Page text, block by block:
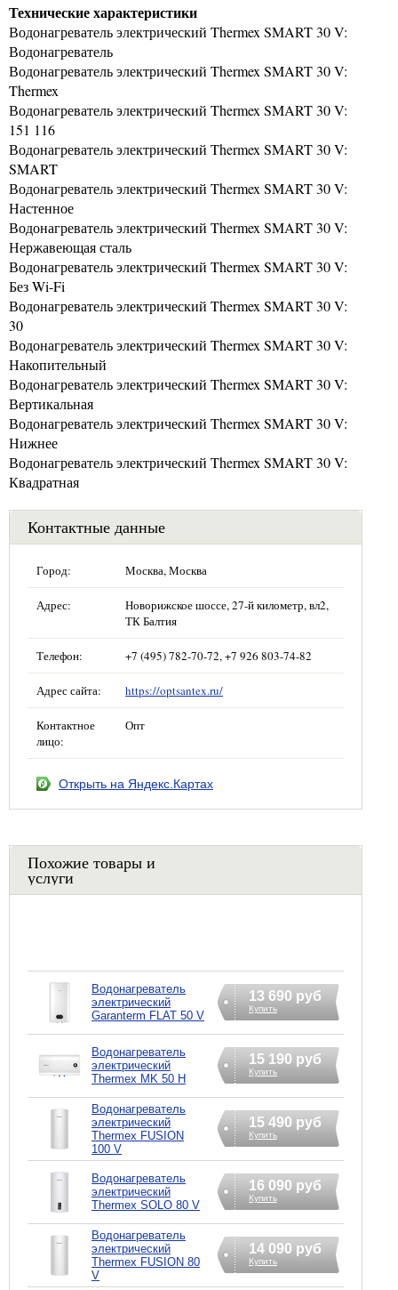
Технические характеристики
Водонагреватель электрический Thermex SMART 30 V:
Водонагреватель
Водонагреватель электрический Thermex SMART 30 V:
Thermex
Водонагреватель электрический Thermex SMART 30 V:
151 116
Водонагреватель электрический Thermex SMART 30 V:
SMART
Водонагреватель электрический Thermex SMART 30 V:
Настенное
Водонагреватель электрический Thermex SMART 30 V:
Нержавеющая сталь
Водонагреватель электрический Thermex SMART 30 V:
Без Wi-Fi
Водонагреватель электрический Thermex SMART 30 V:
30
Водонагреватель электрический Thermex SMART 30 V:
Накопительный
Водонагреватель электрический Thermex SMART 30 V:
Вертикальная
Водонагреватель электрический Thermex SMART 30 V:
Нижнее
Водонагреватель электрический Thermex SMART 30 V:
Квадратная
Контактные данные
Город: Москва, Москва
Адрес:
Новорижское шоссе, 27-й километр, вл2,
ТК Балтия
Телефон: +7 (495) 782-70-72, +7 926 803-74-82
Адрес сайта: https://optsantex.ru/
Контактное
лицо:
Опт
Открыть на Яндекс.Картах
Похожие товары и
услуги
Водонагреватель
электрический
Garanterm FLAT 50 V
13 690 руб
Купить
Водонагреватель
электрический
Thermex MK 50 H
15 190 руб
Купить
Водонагреватель
электрический
Thermex FUSION
100 V
15 490 руб
Купить
Водонагреватель
электрический
Thermex SOLO 80 V
16 090 руб
Купить
Водонагреватель
электрический
Thermex FUSION 80
V
14 090 руб
Купить